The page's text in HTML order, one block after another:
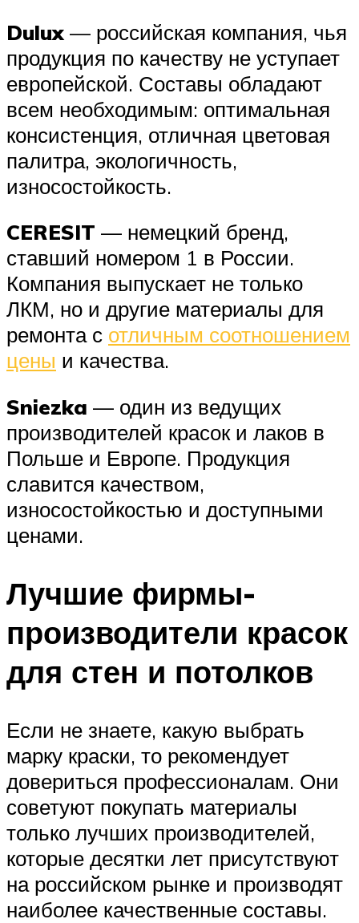
Dulux — российская компания, чья
продукция по качеству не уступает
европейской. Составы обладают
всем необходимым: оптимальная
консистенция, отличная цветовая
палитра, экологичность,
износостойкость.
CERESIT — немецкий бренд,
ставший номером 1 в России.
Компания выпускает не только
ЛКМ, но и другие материалы для
ремонта с отличным соотношением
цены и качества.
Sniezka — один из ведущих
производителей красок и лаков в
Польше и Европе. Продукция
славится качеством,
износостойкостью и доступными
ценами.
Лучшие фирмы-
производители красок
для стен и потолков
Если не знаете, какую выбрать
марку краски, то рекомендует
довериться профессионалам. Они
советуют покупать материалы
только лучших производителей,
которые десятки лет присутствуют
на российском рынке и производят
наиболее качественные составы.